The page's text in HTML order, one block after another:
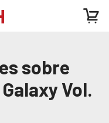
sobre
Vol.